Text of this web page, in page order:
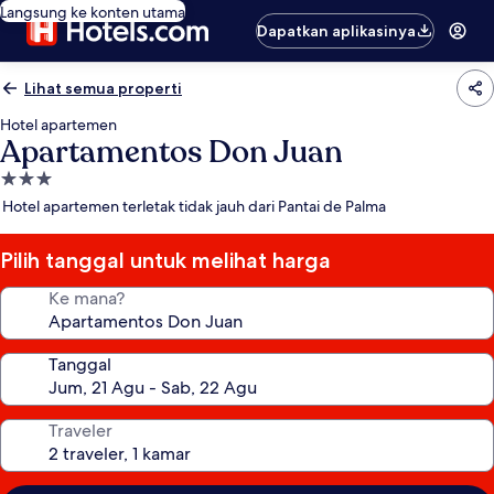
Langsung ke konten utama
Dapatkan aplikasinya
Lihat semua properti
Hotel apartemen
Apartamentos Don Juan
Properti
bintang
Hotel apartemen terletak tidak jauh dari Pantai de Palma
Pilih tanggal untuk melihat harga
Ke mana?
Tanggal
Traveler